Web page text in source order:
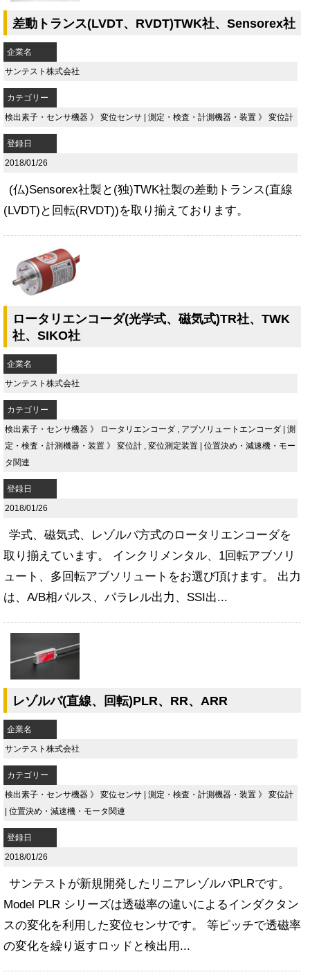
差動トランス(LVDT、RVDT)TWK社、Sensorex社
企業名
サンテスト株式会社
カテゴリー
検出素子・センサ機器 》 変位センサ | 測定・検査・計測機器・装置 》 変位計
登録日
2018/01/26
(仏)Sensorex社製と(独)TWK社製の差動トランス(直線
(LVDT)と回転(RVDT))を取り揃えております。
ロータリエンコーダ(光学式、磁気式)TR社、TWK
社、SIKO社
企業名
サンテスト株式会社
カテゴリー
検出素子・センサ機器 》 ロータリエンコーダ アブソリュートエンコーダ | 測
定・検査・計測機器・装置 》 変位計 変位測定装置 | 位置決め・減速機・モー
タ関連
登録日
2018/01/26
学式、磁気式、レゾルバ方式のロータリエンコーダを
取り揃えています。 インクリメンタル、1回転アブソリ
ュート、多回転アブソリュートをお選び頂けます。 出力
は、A/B相パルス、パラレル出力、SSI出...
レゾルバ(直線、回転)PLR、RR、ARR
企業名
サンテスト株式会社
カテゴリー
検出素子・センサ機器 》 変位センサ | 測定・検査・計測機器・装置 》 変位計
| 位置決め・減速機・モータ関連
登録日
2018/01/26
サンテストが新規開発したリニアレゾルバPLRです。
Model PLR シリーズは透磁率の違いによるインダクタン
スの変化を利用した変位センサです。 等ピッチで透磁率
の変化を繰り返すロッドと検出用...